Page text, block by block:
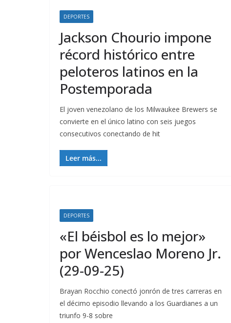
DEPORTES
Jackson Chourio impone
récord histórico entre
peloteros latinos en la
Postemporada
El joven venezolano de los Milwaukee Brewers se
convierte en el único latino con seis juegos
consecutivos conectando de hit
Leer más...
DEPORTES
«El béisbol es lo mejor»
por Wenceslao Moreno Jr.
(29-09-25)
Brayan Rocchio conectó jonrón de tres carreras en
el décimo episodio llevando a los Guardianes a un
triunfo 9-8 sobre